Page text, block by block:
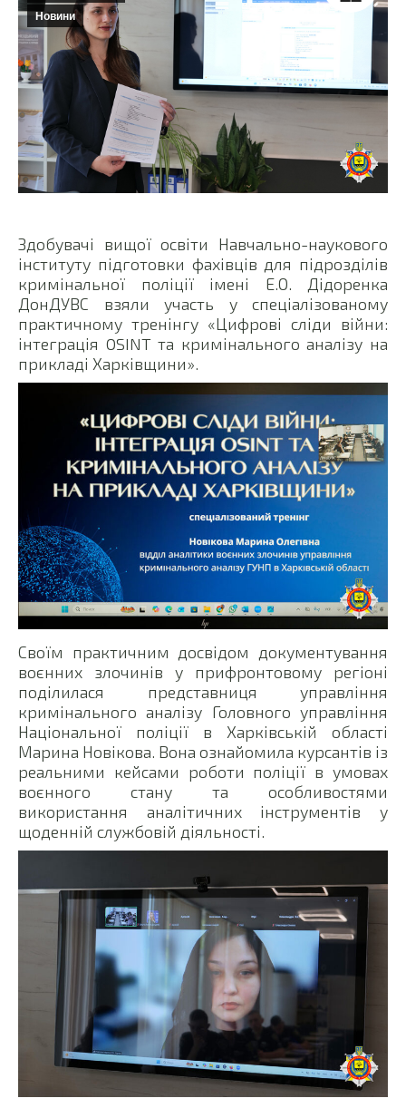
Новини
Здобувачі вищої освіти Навчально-наукового
інституту підготовки фахівців для підрозділів
кримінальної поліції імені Е.О. Дідоренка
ДонДУВС взяли участь у спеціалізованому
практичному тренінгу «Цифрові сліди війни:
інтеграція OSINT та кримінального аналізу на
прикладі Харківщини».
Своїм практичним досвідом документування
воєнних злочинів у прифронтовому регіоні
поділилася представниця управління
кримінального аналізу Головного управління
Національної поліції в Харківській області
Марина Новікова. Вона ознайомила курсантів із
реальними кейсами роботи поліції в умовах
воєнного стану та особливостями
використання аналітичних інструментів у
щоденній службовій діяльності.